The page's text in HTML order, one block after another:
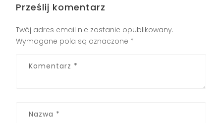
Prześlij komentarz
Twój adres email nie zostanie opublikowany.
Wymagane pola są oznaczone *